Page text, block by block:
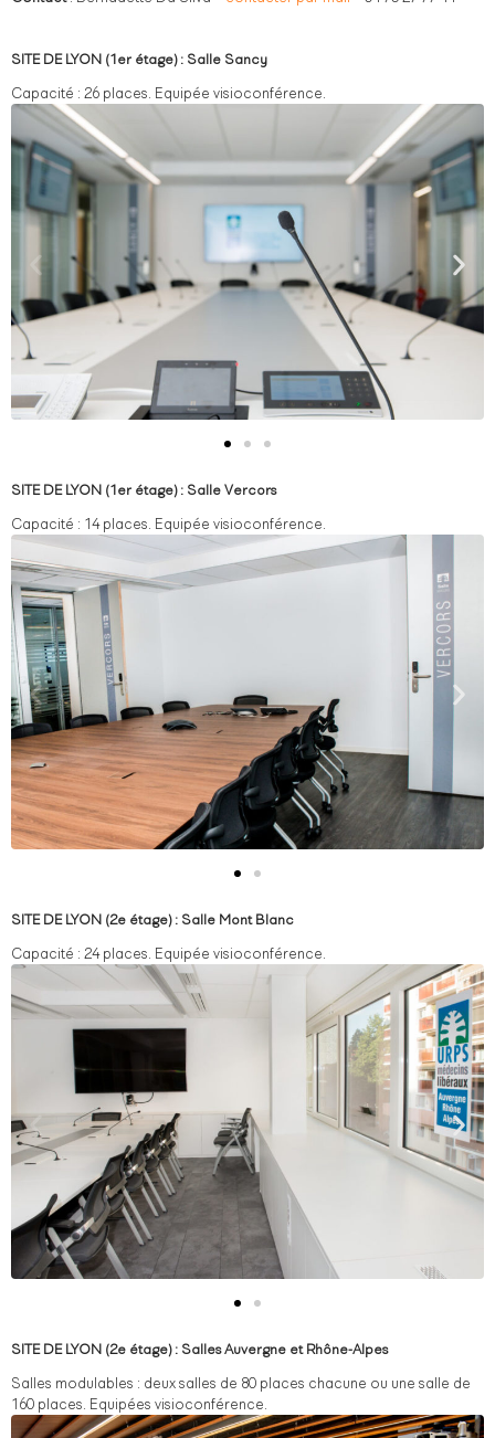
SITE DE LYON (1er étage) : Salle Sancy
Capacité : 26 places. Equipée visioconférence.
SITE DE LYON (1er étage) : Salle Vercors
Capacité : 14 places. Equipée visioconférence.
SITE DE LYON (2e étage) : Salle Mont Blanc
Capacité : 24 places. Equipée visioconférence.
SITE DE LYON (2e étage) : Salles Auvergne et Rhône-Alpes
Salles modulables : deux salles de 80 places chacune ou une salle de
160 places. Equipées visioconférence.